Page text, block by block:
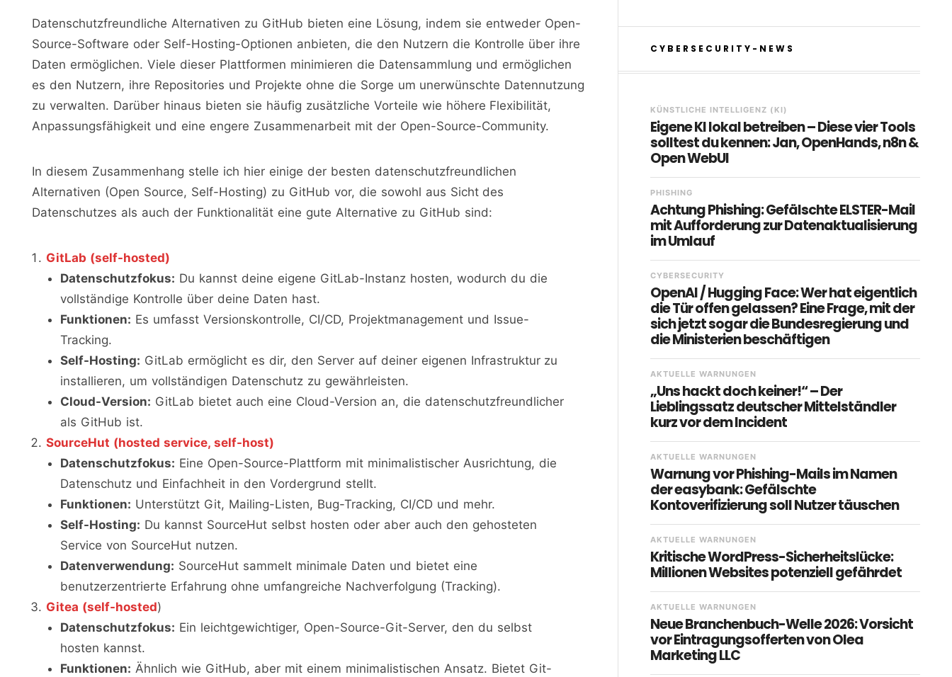
Datenschutzfreundliche Alternativen zu GitHub bieten eine Lösung, indem sie entweder Open-
Source-Software oder Self-Hosting-Optionen anbieten, die den Nutzern die Kontrolle über ihre
Daten ermöglichen. Viele dieser Plattformen minimieren die Datensammlung und ermöglichen
es den Nutzern, ihre Repositories und Projekte ohne die Sorge um unerwünschte Datennutzung
zu verwalten. Darüber hinaus bieten sie häufig zusätzliche Vorteile wie höhere Flexibilität,
Anpassungsfähigkeit und eine engere Zusammenarbeit mit der Open-Source-Community.
In diesem Zusammenhang stelle ich hier einige der besten datenschutzfreundlichen
Alternativen (Open Source, Self-Hosting) zu GitHub vor, die sowohl aus Sicht des
Datenschutzes als auch der Funktionalität eine gute Alternative zu GitHub sind:
GitLab (self-hosted)
Datenschutzfokus: Du kannst deine eigene GitLab-Instanz hosten, wodurch du die
vollständige Kontrolle über deine Daten hast.
Funktionen: Es umfasst Versionskontrolle, CI/CD, Projektmanagement und Issue-
Tracking.
Self-Hosting: GitLab ermöglicht es dir, den Server auf deiner eigenen Infrastruktur zu
installieren, um vollständigen Datenschutz zu gewährleisten.
Cloud-Version: GitLab bietet auch eine Cloud-Version an, die datenschutzfreundlicher
als GitHub ist.
SourceHut (hosted service, self-host)
Datenschutzfokus: Eine Open-Source-Plattform mit minimalistischer Ausrichtung, die
Datenschutz und Einfachheit in den Vordergrund stellt.
Funktionen: Unterstützt Git, Mailing-Listen, Bug-Tracking, CI/CD und mehr.
Self-Hosting: Du kannst SourceHut selbst hosten oder aber auch den gehosteten
Service von SourceHut nutzen.
Datenverwendung: SourceHut sammelt minimale Daten und bietet eine
benutzerzentrierte Erfahrung ohne umfangreiche Nachverfolgung (Tracking).
Gitea (self-hosted)
Datenschutzfokus: Ein leichtgewichtiger, Open-Source-Git-Server, den du selbst
hosten kannst.
Funktionen: Ähnlich wie GitHub, aber mit einem minimalistischen Ansatz. Bietet Git-
CYBERSECURITY-NEWS
KÜNSTLICHE INTELLIGENZ (KI)
Eigene KI lokal betreiben – Diese vier Tools
solltest du kennen: Jan, OpenHands, n8n &
Open WebUI
PHISHING
Achtung Phishing: Gefälschte ELSTER-Mail
mit Aufforderung zur Datenaktualisierung
im Umlauf
CYBERSECURITY
OpenAI / Hugging Face: Wer hat eigentlich
die Tür offen gelassen? Eine Frage, mit der
sich jetzt sogar die Bundesregierung und
die Ministerien beschäftigen
AKTUELLE WARNUNGEN
„Uns hackt doch keiner!“ – Der
Lieblingssatz deutscher Mittelständler
kurz vor dem Incident
AKTUELLE WARNUNGEN
Warnung vor Phishing-Mails im Namen
der easybank: Gefälschte
Kontoverifizierung soll Nutzer täuschen
AKTUELLE WARNUNGEN
Kritische WordPress-Sicherheitslücke:
Millionen Websites potenziell gefährdet
AKTUELLE WARNUNGEN
Neue Branchenbuch-Welle 2026: Vorsicht
vor Eintragungsofferten von Olea
Marketing LLC